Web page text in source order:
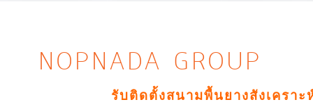
NOPNADA GROUP
รับติดตั้งสนามพื้นยางสังเครา